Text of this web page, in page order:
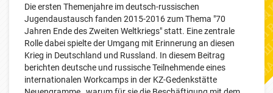
Die ersten Themenjahre im deutsch-russischen
Jugendaustausch fanden 2015-2016 zum Thema "70
Jahren Ende des Zweiten Weltkriegs" statt. Eine zentrale
Rolle dabei spielte der Umgang mit Erinnerung an diesen
Krieg in Deutschland und Russland. In diesem Beitrag
berichten deutsche und russische Teilnehmende eines
internationalen Workcamps in der KZ-Gedenkstätte